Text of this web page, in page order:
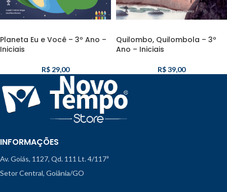
Planeta Eu e Você – 3º Ano –
Iniciais
R$ 29,00
Quilombo, Quilombola – 3º
Ano – Iniciais
R$39,00
INFORMAÇÕES
Av. Goiás, 1127, Qd. 111 Lt. 4/117ª
Setor Central, Goiânia/GO